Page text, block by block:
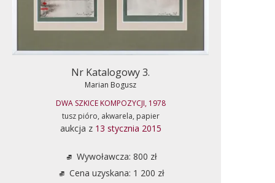
Nr Katalogowy 3.
Marian Bogusz
DWA SZKICE KOMPOZYCJI, 1978
tusz pióro, akwarela, papier
aukcja z 13 stycznia 2015
Wywoławcza: 800 zł
Cena uzyskana: 1 200 zł